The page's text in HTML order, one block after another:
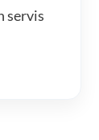
servis